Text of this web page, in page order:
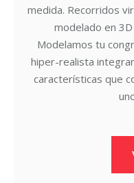
medida. Recorridos
modelado en
Modelamos tu
hiper-realista
características que